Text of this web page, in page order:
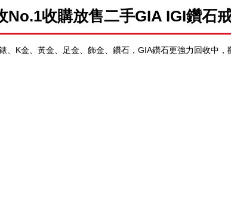
No.1收購放售二手GIA IGI鑽石
K金、黃金、足金、飾金、鑽石，GIA鑽石更強力回收中，